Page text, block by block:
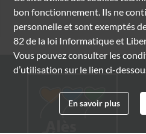
bon fonctionnement. Ils ne
personnelle et sont exemptés
82 de la loi Informatique et
Vous pouvez consulter les
d’utilisation sur le lien ci-
En savoir plus